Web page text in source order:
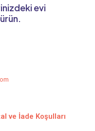
evi
ve İade Koşulları